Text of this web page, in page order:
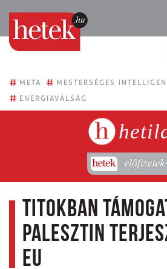
# META # MESTERSÉGES
# ENERGIAVÁLSÁG
Titokban
palesztin
EU